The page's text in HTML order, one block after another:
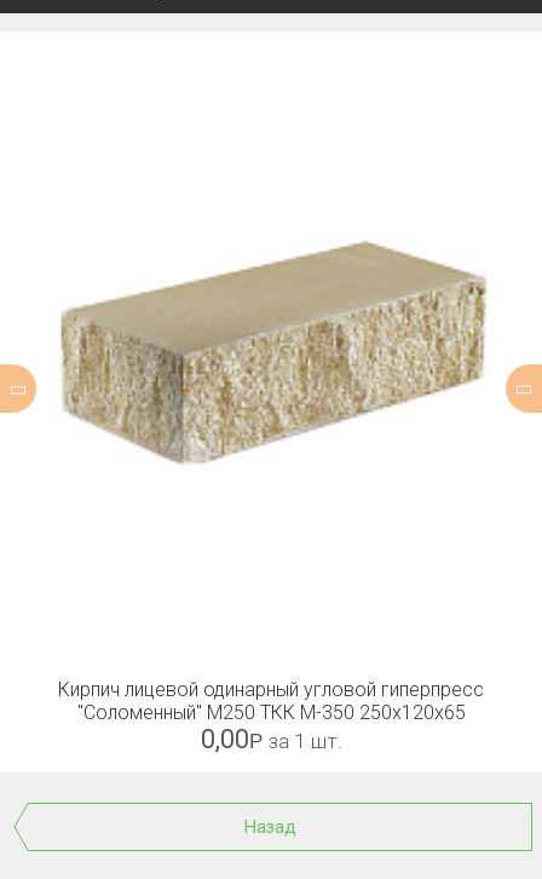
Кирпич лицевой одинарный угловой гиперпресс
"Соломенный" М250 ТКК М-350 250х120х65
0,00Р за 1 шт.
Назад